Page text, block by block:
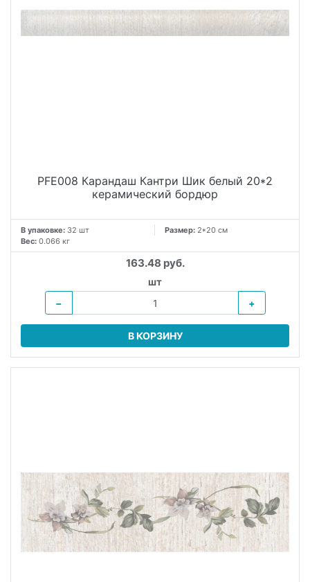
PFE008 Карандаш Кантри Шик белый 20*2
керамический бордюр
В упаковке: 32 шт Размер: 2*20 см
Вес: 0.066 кг
163.48 руб.
шт
−
+
В КОРЗИНУ